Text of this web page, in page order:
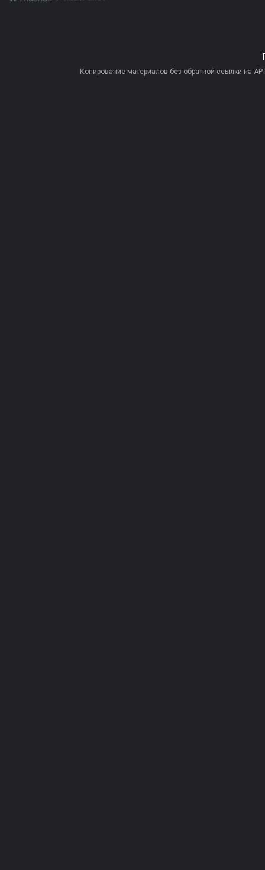
Копирование материалов без обратной ссылки на